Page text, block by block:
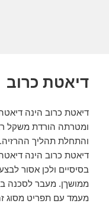
דיאטת כרוב
דיאטת כרוב הינה
ומטרתה הורדת משקל
והתחלת תהליך ההרזיה.
דיאטת כרוב הינה
בסיסיים ולכן אסור
ממושךן. מעבר לסכנה
מעמד עם תפריט מסוג